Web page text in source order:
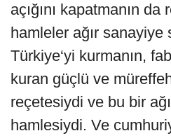
açığını kapatmanın
hamleler ağır
Türkiye‘yi kurmanın,
kuran güçlü ve
reçetesiydi ve bu bir
hamlesiydi. Ve